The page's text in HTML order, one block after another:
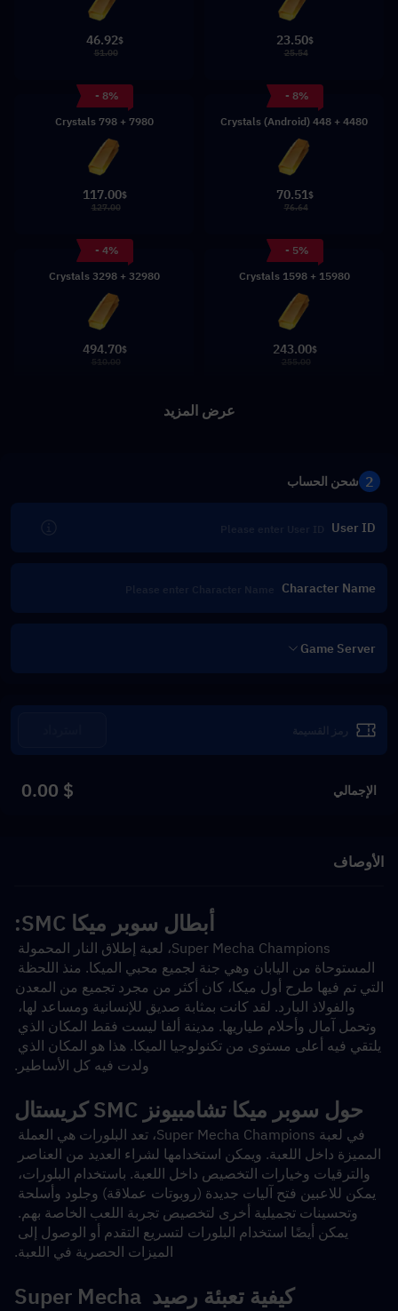
$
23.50
25.54
$
46.92
51.00
- 8%
4480 + 448 Crystals (Android)
$
70.51
76.64
- 8%
7980 + 798 Crystals
$
117.00
127.00
- 5%
15980 + 1598 Crystals
$
243.00
255.00
- 4%
32980 + 3298 Crystals
$
494.70
510.00
عرض المزيد
2 شحن الحساب
User ID
Character Name
Game Server
الإجمالي $ 0.00
الأوصاف
أبطال سوبر ميكا SMC:
ولدت فيه كل الأساطير.
حول سوبر ميكا تشامبيونز SMC كريستال
الميزات الحصرية في اللعبة.
كيفية تعبئة رصيد Super Mecha